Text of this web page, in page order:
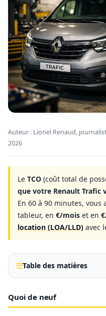
Auteur : Lionel Renaud,
2026
Le TCO (coût total de
que votre Renault Trafic
En 60 à 90 minutes,
tableur, en €/mois et en
location (LOA/LLD) avec
Table des matières
Quoi de neuf